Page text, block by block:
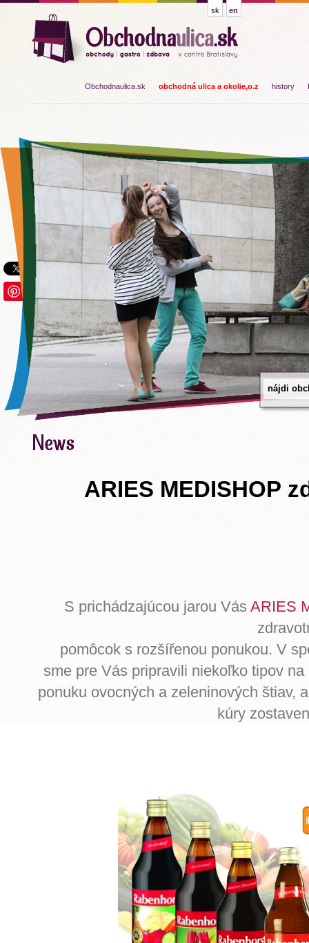
Save
sk en
Obchodnaulica.sk obchodná ulica a okolie,o.z history
ARIES MEDISHOP
S prichádzajúcou jarou VásARIES
pomôcok s rozšířenou ponukou. V
sme pre Vás pripravili niekoľko tipov
ponuku ovocných a zeleninových štiav,
kúry